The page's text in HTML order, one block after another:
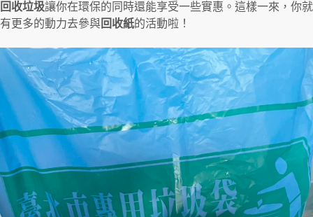
回收垃圾讓你在環保的同時還能享受一些實惠。這樣一來，你就
有更多的動力去參與回收紙的活動啦！